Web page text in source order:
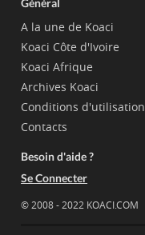
Général
A la une de Koaci
Koaci Côte d'Ivoire
Koaci Afrique
Archives Koaci
Conditions d'utilisation
Contacts
Besoin d'aide ?
Se Connecter
© 2008 - 2022 KOACI.COM